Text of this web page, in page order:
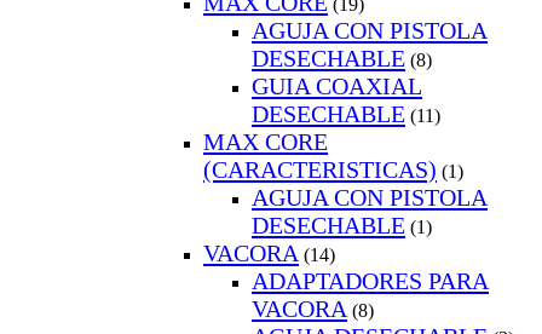
(19)
AGUJA CON PISTOLA
DESECHABLE (8)
GUIA COAXIAL
DESECHABLE (11)
MAX CORE
(CARACTERISTICAS) (1)
AGUJA CON PISTOLA
DESECHABLE (1)
VACORA (14)
ADAPTADORES PARA
VACORA (8)